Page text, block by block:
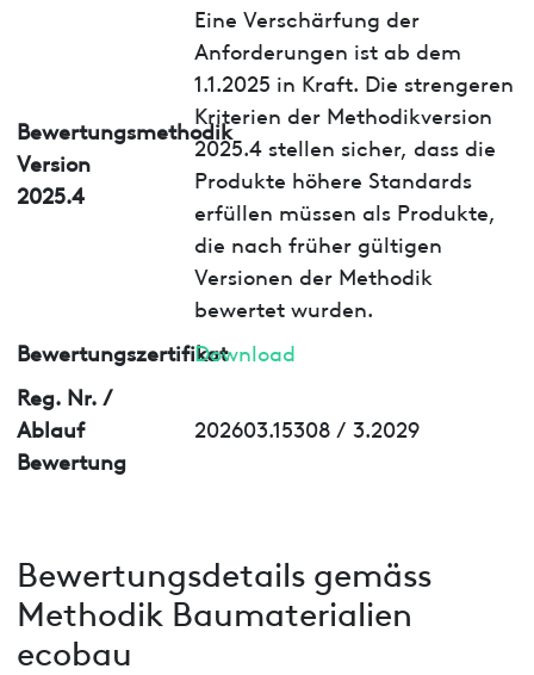
Bewertungsmethodik
Version
2025.4
Eine Verschärfung der
Anforderungen ist ab dem
1.1.2025 in Kraft. Die strengeren
Kriterien der Methodikversion
2025.4 stellen sicher, dass die
Produkte höhere Standards
erfüllen müssen als Produkte,
die nach früher gültigen
Versionen der Methodik
bewertet wurden.
BewertungszertifikatDownload
Reg. Nr. /
Ablauf
Bewertung
202603.15308 / 3.2029
Bewertungsdetails gemäss
Methodik Baumaterialien
ecobau